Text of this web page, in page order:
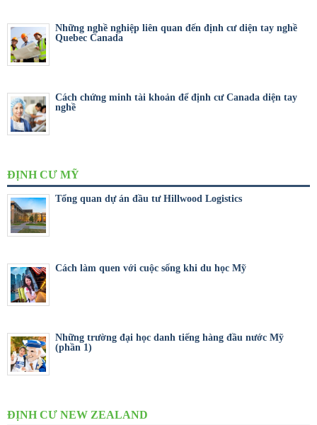
Những nghề nghiệp liên quan đến định cư diện tay nghề
Quebec Canada
Cách chứng minh tài khoản để định cư Canada diện tay
nghề
ĐỊNH CƯ MỸ
Tổng quan dự án đầu tư Hillwood Logistics
Cách làm quen với cuộc sống khi du học Mỹ
Những trường đại học danh tiếng hàng đầu nước Mỹ
(phần 1)
ĐỊNH CƯ NEW ZEALAND